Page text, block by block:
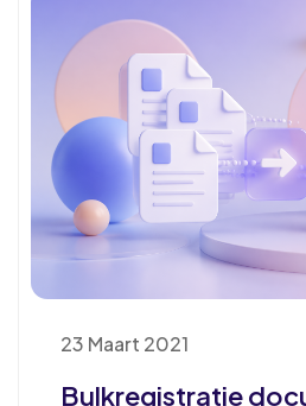
23 Maart 2021
Bulkregistratie